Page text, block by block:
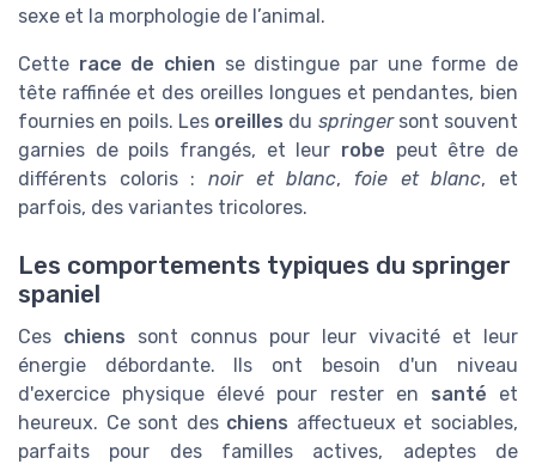
sexe et la morphologie de l’animal.
Cette race de chien se distingue par une forme de
tête raffinée et des oreilles longues et pendantes, bien
fournies en poils. Les oreilles du springersont souvent
garnies de poils frangés, et leur robe peut être de
différents coloris : noir et blanc, foie et blanc, et
parfois, des variantes tricolores.
Les comportements typiques du springer
spaniel
Ces chiens sont connus pour leur vivacité et leur
énergie débordante. Ils ont besoin d'un niveau
d'exercice physique élevé pour rester en santé et
heureux. Ce sont des chiens affectueux et sociables,
parfaits pour des familles actives, adeptes de